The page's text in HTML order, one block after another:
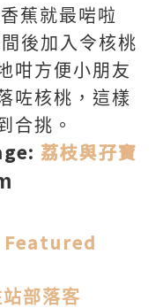
蕉就最啱啦
後加入令核桃
咁方便小朋友
咗核桃，這樣
合挑。
荔枝與孖寶
Featured
站部落客